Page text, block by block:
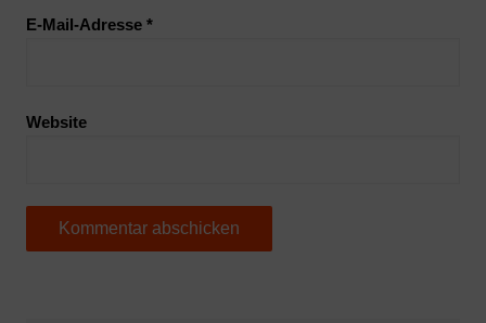
E-Mail-Adresse *
Website